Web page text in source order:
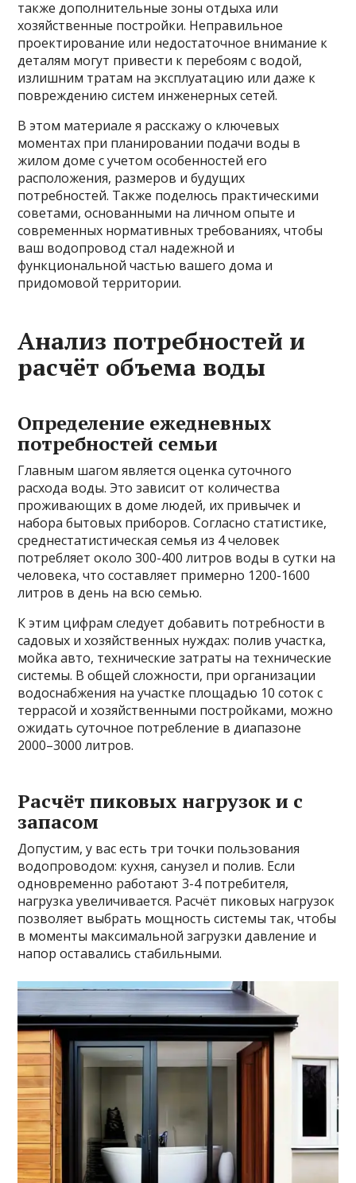
также дополнительные зоны отдыха или
хозяйственные постройки. Неправильное
проектирование или недостаточное внимание к
деталям могут привести к перебоям с водой,
излишним тратам на эксплуатацию или даже к
повреждению систем инженерных сетей.
В этом материале я расскажу о ключевых
моментах при планировании подачи воды в
жилом доме с учетом особенностей его
расположения, размеров и будущих
потребностей. Также поделюсь практическими
советами, основанными на личном опыте и
современных нормативных требованиях, чтобы
ваш водопровод стал надежной и
функциональной частью вашего дома и
придомовой территории.
Анализ потребностей и
расчёт объема воды
Определение ежедневных
потребностей семьи
Главным шагом является оценка суточного
расхода воды. Это зависит от количества
проживающих в доме людей, их привычек и
набора бытовых приборов. Согласно статистике,
среднестатистическая семья из 4 человек
потребляет около 300-400 литров воды в сутки на
человека, что составляет примерно 1200-1600
литров в день на всю семью.
К этим цифрам следует добавить потребности в
садовых и хозяйственных нуждах: полив участка,
мойка авто, технические затраты на технические
системы. В общей сложности, при организации
водоснабжения на участке площадью 10 соток с
террасой и хозяйственными постройками, можно
ожидать суточное потребление в диапазоне
2000–3000 литров.
Расчёт пиковых нагрузок и с
запасом
Допустим, у вас есть три точки пользования
водопроводом: кухня, санузел и полив. Если
одновременно работают 3-4 потребителя,
нагрузка увеличивается. Расчёт пиковых нагрузок
позволяет выбрать мощность системы так, чтобы
в моменты максимальной загрузки давление и
напор оставались стабильными.